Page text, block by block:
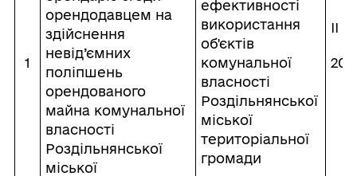
1
орендодавцем на
здійснення
невід’ємних
поліпшень
орендованого
майна комунальної
власності
Роздільнянської
міської
ефективності
використання
об'єктів
комунальної
власності
Роздільнянської
міської
територіальної
громади
ІІ